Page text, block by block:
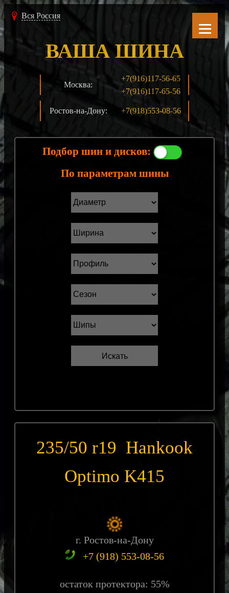
Вся Россия
Москва:
+7(916)117-56-65
+7(916)117-65-56
Ростов-на-Дону: +7(918)553-08-56
ВАША ШИНА
Подбор шин и дисков:
По параметрам шины
235/50 r19 Hankook
Optimo K415
г. Ростов-на-Дону
+7 (918) 553-08-56
остаток протектора: 55%